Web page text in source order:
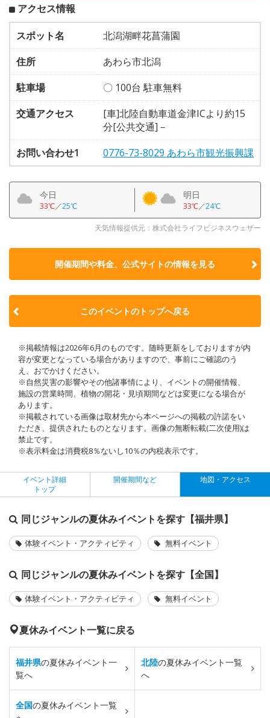
アクセス情報
スポット名
北潟湖畔花菖蒲園
住所
あわら市北潟
駐車場
〇 100台 駐車無料
交通アクセス
[車]北陸自動車道金津ICより約15
分[公共交通]－
お問い合わせ1
0776-73-8029 あわら市観光振興課
今日
33℃／25℃
明日
33℃／24℃
天気情報提供元：株式会社ライフビジネスウェザー
開催期間や料金、公式サイトの情報を見る
このイベントのトップへ戻る
※掲載情報は2026年6月のものです。随時更新をしておりますが内
容が変更となっている場合がありますので、事前にご確認のう
え、おでかけください。
※自然災害の影響やその他諸事情により、イベントの開催情報、
施設の営業時間、植物の開花・見頃期間などは変更になる場合が
あります。
※掲載されている画像は取材先から本ページへの掲載の許諾をい
ただき、提供されたものとなります。画像の無断転載(二次使用)は
禁止です。
※表示料金は消費税8％ないし10％の内税表示です。
イベント詳細
トップ
開催期間など 地図・アクセス
同じジャンルの夏休みイベントを探す【福井県】
体験イベント・アクティビティ 無料イベント
同じジャンルの夏休みイベントを探す【全国】
体験イベント・アクティビティ 無料イベント
夏休みイベント一覧に戻る
福井県の夏休みイベント一
覧へ
北陸の夏休みイベント一覧
へ
全国の夏休みイベント一覧